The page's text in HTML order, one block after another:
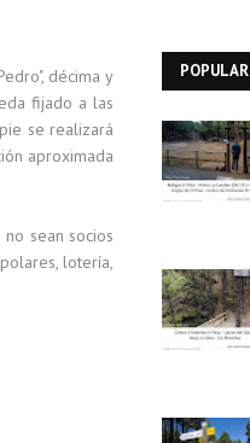
décima y
fijado a las
se realizará
aproximada
sean socios
lotería,
POPULAR